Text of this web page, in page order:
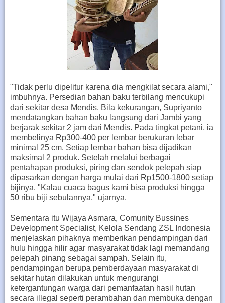
"Tidak perlu dipelitur karena dia mengkilat secara alami,"
imbuhnya. Persedian bahan baku terbilang mencukupi
dari sekitar desa Mendis. Bila kekurangan, Supriyanto
mendatangkan bahan baku langsung dari Jambi yang
berjarak sekitar 2 jam dari Mendis. Pada tingkat petani, ia
membelinya Rp300-400 per lembar berukuran lebar
minimal 25 cm. Setiap lembar bahan bisa dijadikan
maksimal 2 produk. Setelah melalui berbagai
pentahapan produksi, piring dan sendok pelepah siap
dipasarkan dengan harga mulai dari Rp1500-1800 setiap
bijinya. "Kalau cuaca bagus kami bisa produksi hingga
50 ribu biji sebulannya," ujarnya.
Sementara itu Wijaya Asmara, Comunity Bussines
Development Specialist, Kelola Sendang ZSL Indonesia
menjelaskan pihaknya memberikan pendampingan dari
hulu hingga hilir agar masyarakat tidak lagi memandang
pelepah pinang sebagai sampah. Selain itu,
pendampingan berupa pemberdayaan masyarakat di
sekitar hutan dilakukan untuk mengurangi
ketergantungan warga dari pemanfaatan hasil hutan
secara illegal seperti perambahan dan membuka dengan